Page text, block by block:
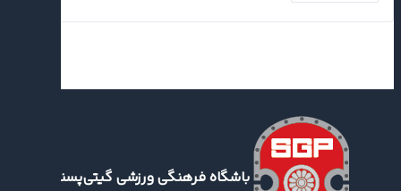
باشگاه فرهنگی ورزشی گیتی‌پسند